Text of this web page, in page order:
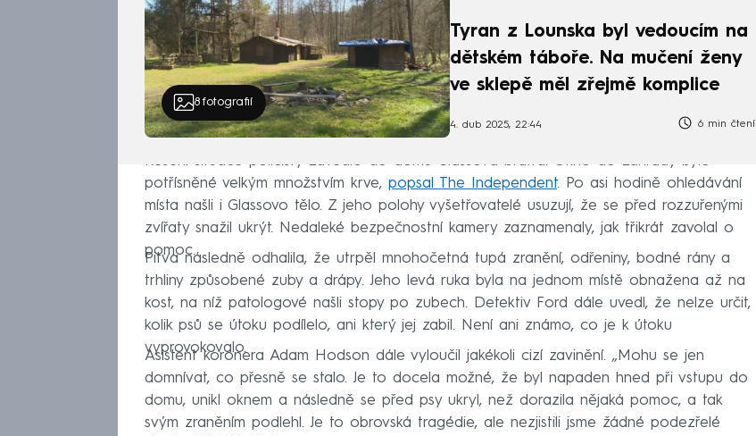
8fotografií
Tyran z Lounska byl vedoucím na
dětském táboře. Na mučení ženy
ve sklepě měl zřejmě komplice
4. dub 2025, 22:44 6 min čtení
Řešení situace policisty zavedlo do domu Glassova bratra. Okno do zahrady bylo
potřísněné velkým množstvím krve, popsal The Independent. Po asi hodině ohledávání
místa našli i Glassovo tělo. Z jeho polohy vyšetřovatelé usuzují, že se před rozzuřenými
zvířaty snažil ukrýt. Nedaleké bezpečnostní kamery zaznamenaly, jak třikrát zavolal o
pomoc.
Pitva následně odhalila, že utrpěl mnohočetná tupá zranění, odřeniny, bodné rány a
trhliny způsobené zuby a drápy. Jeho levá ruka byla na jednom místě obnažena až na
kost, na níž patologové našli stopy po zubech. Detektiv Ford dále uvedl, že nelze určit,
kolik psů se útoku podílelo, ani který jej zabil. Není ani známo, co je k útoku
vyprovokovalo.
Asistent koronera Adam Hodson dále vyloučil jakékoli cizí zavinění. „Mohu se jen
domnívat, co přesně se stalo. Je to docela možné, že byl napaden hned při vstupu do
domu, unikl oknem a následně se před psy ukryl, než dorazila nějaká pomoc, a tak
svým zraněním podlehl. Je to obrovská tragédie, ale nezjistili jsme žádné podezřelé